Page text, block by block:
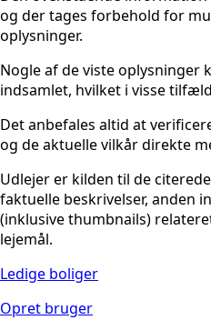
og der tages forbehold for
oplysninger.
Nogle af de viste oplysninger
indsamlet, hvilket i visse
Det anbefales altid at
og de aktuelle vilkår direkte
Udlejer er kilden til de
faktuelle beskrivelser, anden
(inklusive thumbnails)
lejemål.
Ledige boliger
Opret bruger